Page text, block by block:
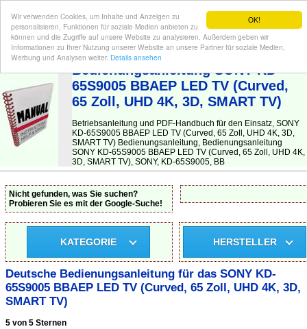
OK!
Wir verwenden Cookies, um Inhalte und Anzeigen zu
personalisieren, Funktionen für soziale Medien anbieten zu
können und die Zugriffe auf unsere Website zu analysieren. Außerdem geben wir
Informationen zu Ihrer Nutzung unserer Website an unsere Partner für soziale Medien,
Werbung und Analysen weiter. Details ansehen
BEDIENUNGSANLEITUNG| Hier finden Sie die deutsche Anleitung!
Bedienungsanleitung SONY KD-
65S9005 BBAEP LED TV (Curved,
65 Zoll, UHD 4K, 3D, SMART TV)
Betriebsanleitung und PDF-Handbuch für den Einsatz, SONY
KD-65S9005 BBAEP LED TV (Curved, 65 Zoll, UHD 4K, 3D,
SMART TV) Bedienungsanleitung, Bedienungsanleitung
SONY KD-65S9005 BBAEP LED TV (Curved, 65 Zoll, UHD 4K,
3D, SMART TV), SONY, KD-65S9005, BB
Nicht gefunden, was Sie suchen?
Probieren Sie es mit der Google-Suche!
KATEGORIE HERSTELLER
Deutsche Bedienungsanleitung für das SONY KD-
65S9005 BBAEP LED TV (Curved, 65 Zoll, UHD 4K, 3D,
SMART TV)
5 von 5 Sternen